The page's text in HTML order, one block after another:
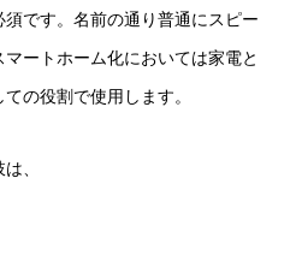
です。名前の通り普通にスピー
ートホーム化においては家電と
ての役割で使用します。
、